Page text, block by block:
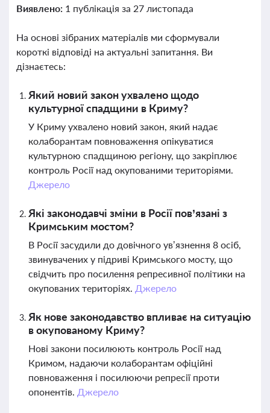
Виявлено: 1 публікація за 27 листопада
На основі зібраних матеріалів ми сформували
короткі відповіді на актуальні запитання. Ви
дізнаєтесь:
Який новий закон ухвалено щодо
культурної спадщини в Криму?
У Криму ухвалено новий закон, який надає
колаборантам повноваження опікуватися
культурною спадщиною регіону, що закріплює
контроль Росії над окупованими територіями.
Джерело
Які законодавчі зміни в Росії пов’язані з
Кримським мостом?
В Росії засудили до довічного ув’язнення 8 осіб,
звинувачених у підриві Кримського мосту, що
свідчить про посилення репресивної політики на
окупованих територіях. Джерело
Як нове законодавство впливає на ситуацію
в окупованому Криму?
Нові закони посилюють контроль Росії над
Кримом, надаючи колаборантам офіційні
повноваження і посилюючи репресії проти
опонентів. Джерело